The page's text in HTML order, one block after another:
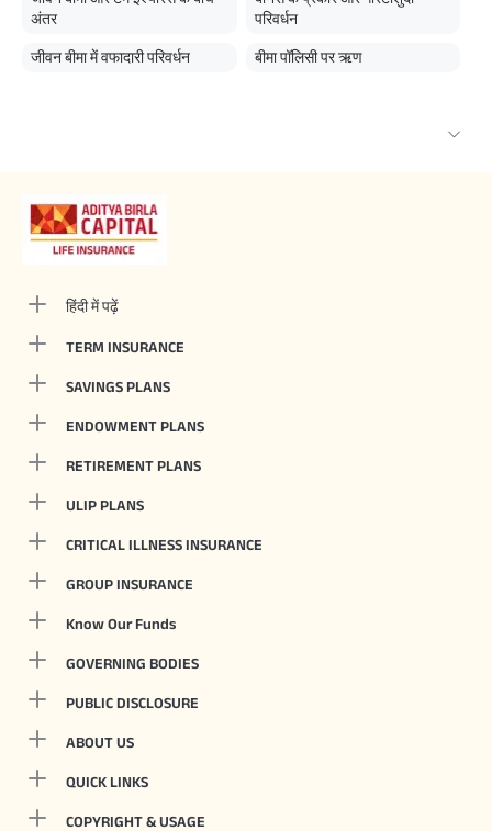
अंतर
परिवर्धन
जीवन बीमा में वफादारी परिवर्धन बीमा पॉलिसी पर ऋण
हिंदी में पढ़ें
TERM INSURANCE
SAVINGS PLANS
ENDOWMENT PLANS
RETIREMENT PLANS
ULIP PLANS
CRITICAL ILLNESS INSURANCE
GROUP INSURANCE
Know Our Funds
GOVERNING BODIES
PUBLIC DISCLOSURE
ABOUT US
QUICK LINKS
COPYRIGHT & USAGE